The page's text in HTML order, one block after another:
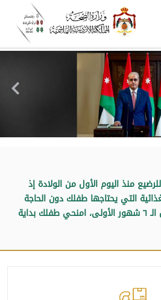
منذ اليوم الأول من الولادة إذ
التي يحتاجها طفلك دون الحاجة
إلى أي مكملات غذائية خلال الـ ٦ شهور الأولى، امنحي طفلك بداية